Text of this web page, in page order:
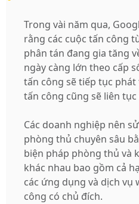
Trong vài năm qua,
rằng các cuộc tấn công
phân tán đang gia tăng
ngày càng lớn theo cấp
tấn công sẽ tiếp tục
tấn công cũng sẽ liên
Các doanh nghiệp nên
phòng thủ chuyên sâu
biện pháp phòng thủ và
khác nhau bao gồm cả
các ứng dụng và dịch vụ
công có chủ đích.